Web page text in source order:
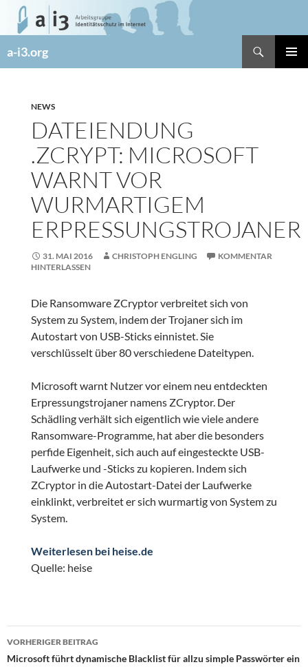
Zum
Inhalt
a-i3.org
NEWS
DATEIENDUNG
.ZCRYPT: MICROSOFT
WARNT VOR
WURMARTIGEM
ERPRESSUNGSTROJANER
31. MAI 2016 CHRISTOPH ENGLING
KOMMENTAR
HINTERLASSEN
Die Ransomware ZCryptor verbreitet sich von
System zu System, indem der Trojaner sich im
Autostart von USB-Sticks einnistet. Sie
verschlüsselt über 80 verschiedene Dateitypen.
Microsoft warnt Nutzer vor einem neu entdeckten
Erpressungstrojaner namens ZCryptor. Der
Schädling verhält sich eigentlich wie viele andere
Ransomware-Programme, hat aber die besonders
perfide Eigenheit, sich auch auf eingesteckte USB-
Laufwerke und -Sticks zu kopieren. Indem sich
ZCryptor in die Autostart-Datei der Laufwerke
einklinkt, verbreitet er sich wurmartig von System zu
System.
Weiterlesen bei heise.de
Quelle: heise
Beitragsnavigation
VORHERIGER BEITRAG
Microsoft führt dynamische Blacklist für allzu simple Passwörter ein